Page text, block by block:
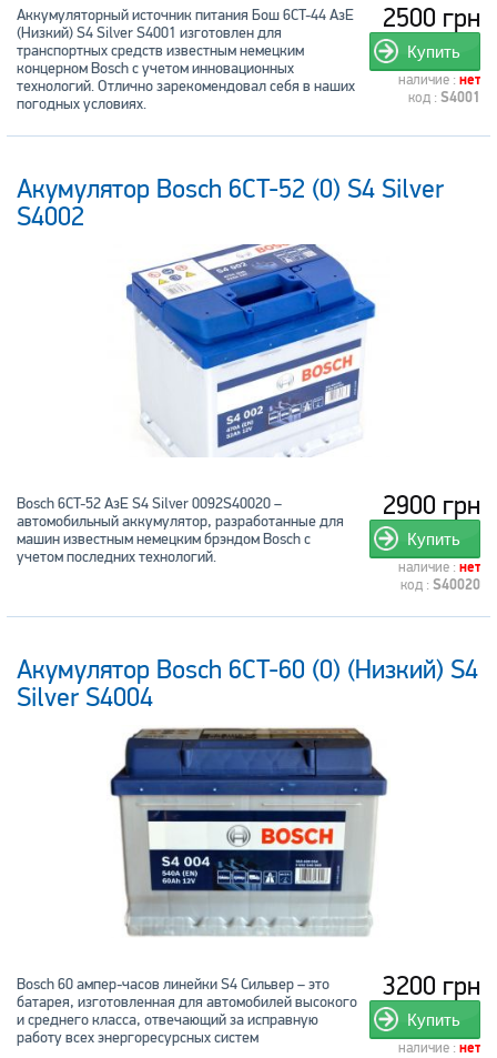
2500 грн
Купить
наличие : нет
код : S4001
Аккумуляторный источник питания Бош 6CT-44 АзЕ
(Низкий) S4 Silver S4001 изготовлен для
транспортных средств известным немецким
концерном Bosch с учетом инновационных
технологий. Отлично зарекомендовал себя в наших
погодных условиях.
Акумулятор Bosch 6CT-52 (0) S4 Silver
S4002
2900 грн
Купить
наличие : нет
код : S40020
Bosch 6CT-52 АзЕ S4 Silver 0092S40020 –
автомобильный аккумулятор, разработанные для
машин известным немецким брэндом Bosch с
учетом последних технологий.
Акумулятор Bosch 6CT-60 (0) (Низкий) S4
Silver S4004
3200 грн
Купить
наличие : нет
Bosch 60 ампер-часов линейки S4 Сильвер – это
батарея, изготовленная для автомобилей высокого
и среднего класса, отвечающий за исправную
работу всех энергоресурсных систем